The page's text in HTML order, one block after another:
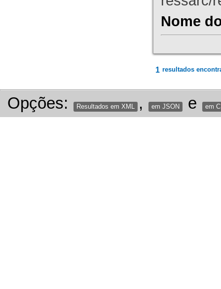
Nome
1 resultados
Opções: Resultados em XML , em JSON e em